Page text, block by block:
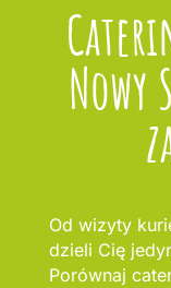
Nowy
Od wizyty
dzieli Cię
Porównaj